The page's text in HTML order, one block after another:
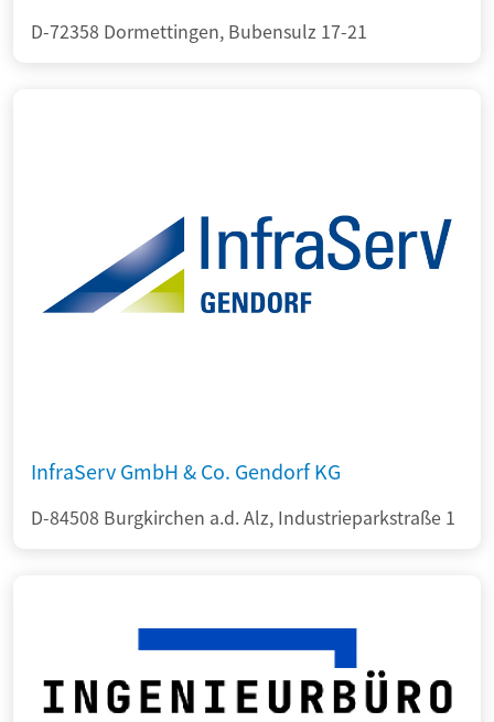
D-72358 Dormettingen, Bubensulz 17-21
InfraServ GmbH & Co. Gendorf KG
D-84508 Burgkirchen a.d. Alz, Industrieparkstraße 1